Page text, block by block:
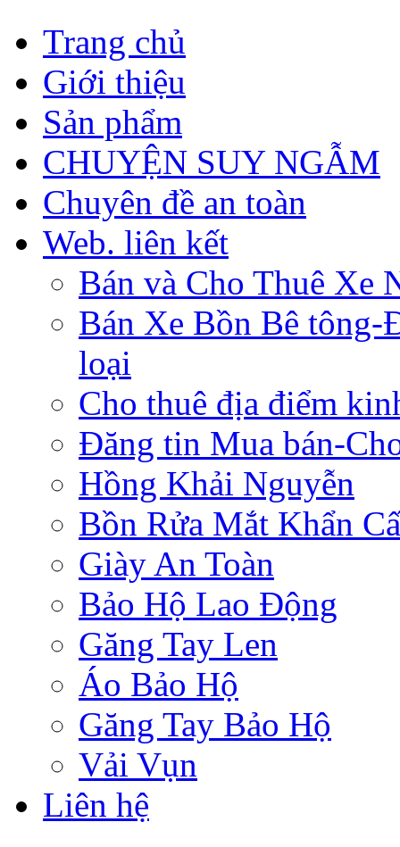
Trang chủ
Giới thiệu
Sản phẩm
CHUYỆN SUY NGẪM
Chuyên đề an toàn
Web. liên kết
Bán và Cho Thuê Xe
Bán Xe Bồn Bê tông-
loại
Cho thuê địa điểm
Đăng tin Mua bán-
Hồng Khải Nguyễn
Bồn Rửa Mắt Khẩn
Giày An Toàn
Bảo Hộ Lao Động
Găng Tay Len
Áo Bảo Hộ
Găng Tay Bảo Hộ
Vải Vụn
Liên hệ